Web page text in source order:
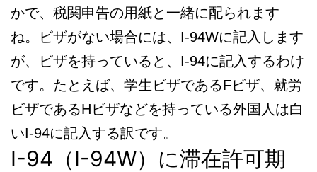
かで、税関申告の用紙と一緒に配られます
ね。ビザがない場合には、I-94Wに記入します
が、ビザを持っていると、I-94に記入するわけ
です。たとえば、学生ビザであるFビザ、就労
ビザであるHビザなどを持っている外国人は白
いI-94に記入する訳です。
I-94（I-94W）に滞在許可期